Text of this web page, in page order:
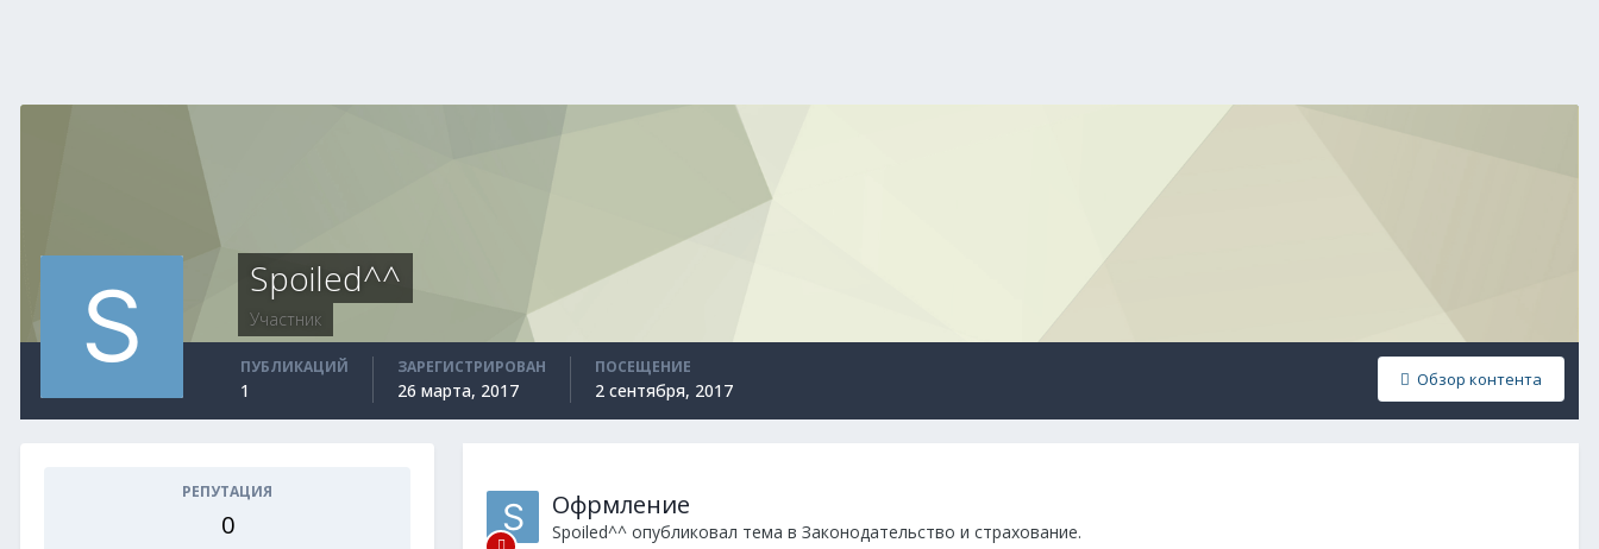
Spoiled^^
Участник
Обзор контента
ПУБЛИКАЦИЙ
1
ЗАРЕГИСТРИРОВАН
26 марта, 2017
ПОСЕЩЕНИЕ
2 сентября, 2017
РЕПУТАЦИЯ
0
Офрмление
Spoiled^^ опубликовал тема в Законодательство и страхование.